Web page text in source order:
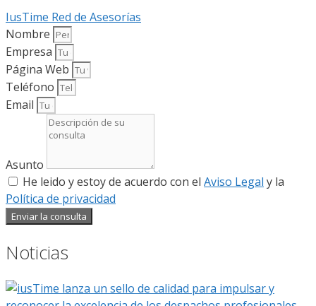
IusTime Red de Asesorías
Nombre
Empresa
Página Web
Teléfono
Email
Asunto
He leido y estoy de acuerdo con el Aviso Legal y la
Política de privacidad
Enviar la consulta
Noticias